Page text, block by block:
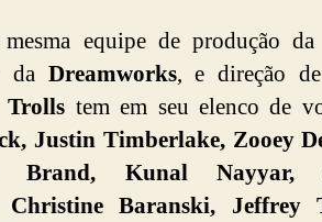
equipe de produção
da Dreamworks, e direção de
Trolls tem em seu elenco de
Justin Timberlake, Zooey
Brand, Kunal Nayyar,
Christine Baranski, Jeffrey